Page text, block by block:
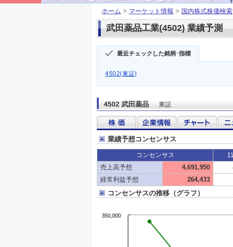
ホーム > マーケット情報 > 国内株式株価検索
武田薬品工業(4502) 業績予測
最近チェックした銘柄･指標
4502(東証)
4502 武田薬品 東証